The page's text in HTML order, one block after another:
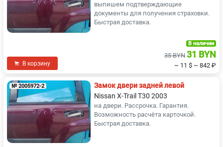
выпишем подтверждающие
документы для получения страховки.
Быстрая доставка.
В корзину
В наличии
35 BYN 31 BYN
~ 11 $ ~ 842 ₽
№ 2005972-2
Замок двери задней левой
Nissan X-Trail T30 2003
на двери. Рассрочка. Гарантия.
Возможность расчёта карточкой.
Быстрая доставка.